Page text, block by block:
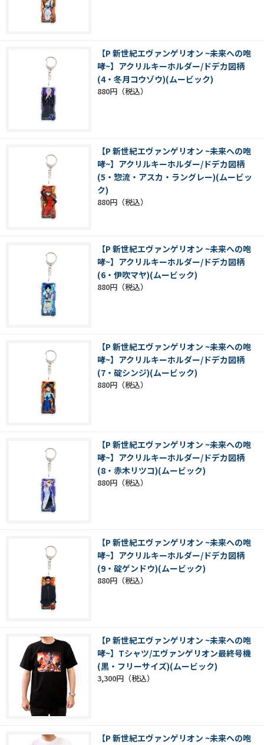
【P 新世紀エヴァンゲリオン ~未来への咆
哮~】アクリルキーホルダー/ドデカ図柄
(4・冬月コウゾウ)(ムービック)
880円
【P 新世紀エヴァンゲリオン ~未来への咆
哮~】アクリルキーホルダー/ドデカ図柄
(5・惣流・アスカ・ラングレー)(ムービッ
ク)
880円
【P 新世紀エヴァンゲリオン ~未来への咆
哮~】アクリルキーホルダー/ドデカ図柄
(6・伊吹マヤ)(ムービック)
880円
【P 新世紀エヴァンゲリオン ~未来への咆
哮~】アクリルキーホルダー/ドデカ図柄
(7・碇シンジ)(ムービック)
880円
【P 新世紀エヴァンゲリオン ~未来への咆
哮~】アクリルキーホルダー/ドデカ図柄
(8・赤木リツコ)(ムービック)
880円
【P 新世紀エヴァンゲリオン ~未来への咆
哮~】アクリルキーホルダー/ドデカ図柄
(9・碇ゲンドウ)(ムービック)
880円
【P 新世紀エヴァンゲリオン ~未来への咆
哮~】Tシャツ/エヴァンゲリオン最終号機
(黒・フリーサイズ)(ムービック)
3,300円
【P 新世紀エヴァンゲリオン ~未来への咆